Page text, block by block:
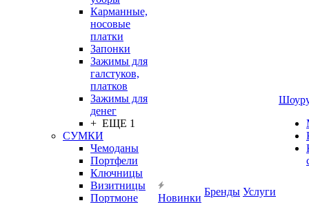
Карманные,
носовые
платки
Запонки
Зажимы для
галстуков,
платков
Зажимы для
денег
+ ЕЩЕ 1
СУМКИ
Чемоданы
Портфели
Ключницы
Визитницы
Портмоне
Новинки
Бренды Услуги